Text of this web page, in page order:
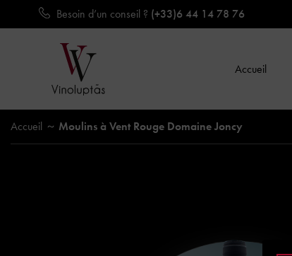
Besoin d’un conseil ? (+33)6 44 14 78 76
Accueil
Accueil Moulins à Vent Rouge Domaine Joncy